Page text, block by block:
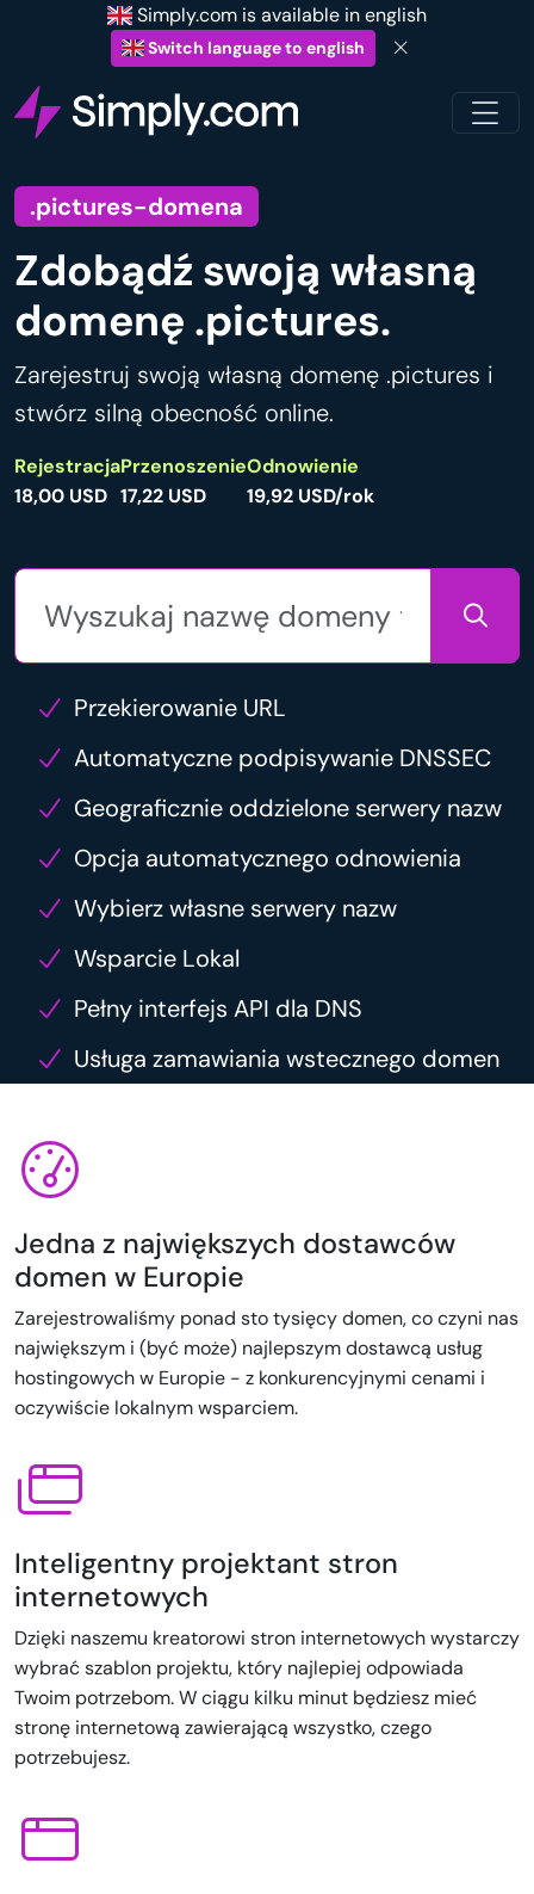
Simply.com is available in english
Switch language to english
.pictures-domena
Zdobądź swoją własną
domenę .pictures.
Zarejestruj swoją własną domenę .pictures i
stwórz silną obecność online.
Rejestracja
18,00 USD
Przenoszenie
17,22 USD
Odnowienie
19,92 USD/rok
Przekierowanie URL
Automatyczne podpisywanie DNSSEC
Geograficznie oddzielone serwery nazw
Opcja automatycznego odnowienia
Wybierz własne serwery nazw
Wsparcie Lokal
Pełny interfejs API dla DNS
Usługa zamawiania wstecznego domen
Jedna z największych dostawców
domen w Europie
Zarejestrowaliśmy ponad sto tysięcy domen, co czyni nas
największym i (być może) najlepszym dostawcą usług
hostingowych w Europie - z konkurencyjnymi cenami i
oczywiście lokalnym wsparciem.
Inteligentny projektant stron
internetowych
Dzięki naszemu kreatorowi stron internetowych wystarczy
wybrać szablon projektu, który najlepiej odpowiada
Twoim potrzebom. W ciągu kilku minut będziesz mieć
stronę internetową zawierającą wszystko, czego
potrzebujesz.